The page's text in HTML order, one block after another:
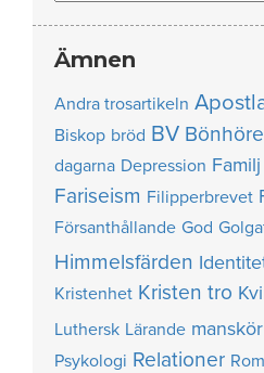
Ämnen
Andra trosartikeln
Biskop bröd BV
dagarna Depression Familj
Fariseism Filipperbrevet
Försanthållande God
Himmelsfärden
Kristenhet Kristen tro
Luthersk Lärande manskör
Psykologi Relationer Rom